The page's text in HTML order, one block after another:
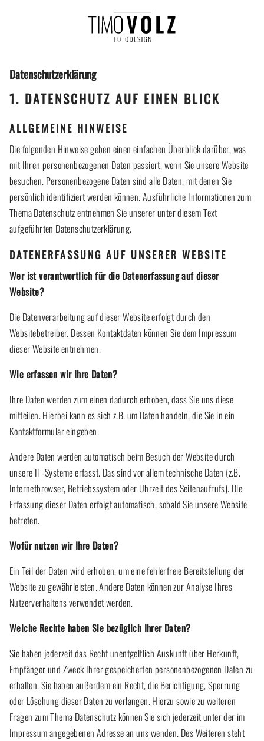
Datenschutzerklärung
1. DATENSCHUTZ AUF EINEN BLICK
ALLGEMEINE HINWEISE
Die folgenden Hinweise geben einen einfachen Überblick darüber, was
mit Ihren personenbezogenen Daten passiert, wenn Sie unsere Website
besuchen. Personenbezogene Daten sind alle Daten, mit denen Sie
persönlich identifiziert werden können. Ausführliche Informationen zum
Thema Datenschutz entnehmen Sie unserer unter diesem Text
aufgeführten Datenschutzerklärung.
DATENERFASSUNG AUF UNSERER WEBSITE
Wer ist verantwortlich für die Datenerfassung auf dieser
Website?
Die Datenverarbeitung auf dieser Website erfolgt durch den
Websitebetreiber. Dessen Kontaktdaten können Sie dem Impressum
dieser Website entnehmen.
Wie erfassen wir Ihre Daten?
Ihre Daten werden zum einen dadurch erhoben, dass Sie uns diese
mitteilen. Hierbei kann es sich z.B. um Daten handeln, die Sie in ein
Kontaktformular eingeben.
Andere Daten werden automatisch beim Besuch der Website durch
unsere IT-Systeme erfasst. Das sind vor allem technische Daten (z.B.
Internetbrowser, Betriebssystem oder Uhrzeit des Seitenaufrufs). Die
Erfassung dieser Daten erfolgt automatisch, sobald Sie unsere Website
betreten.
Wofür nutzen wir Ihre Daten?
Ein Teil der Daten wird erhoben, um eine fehlerfreie Bereitstellung der
Website zu gewährleisten. Andere Daten können zur Analyse Ihres
Nutzerverhaltens verwendet werden.
Welche Rechte haben Sie bezüglich Ihrer Daten?
Sie haben jederzeit das Recht unentgeltlich Auskunft über Herkunft,
Empfänger und Zweck Ihrer gespeicherten personenbezogenen Daten zu
erhalten. Sie haben außerdem ein Recht, die Berichtigung, Sperrung
oder Löschung dieser Daten zu verlangen. Hierzu sowie zu weiteren
Fragen zum Thema Datenschutz können Sie sich jederzeit unter der im
Impressum angegebenen Adresse an uns wenden. Des Weiteren steht